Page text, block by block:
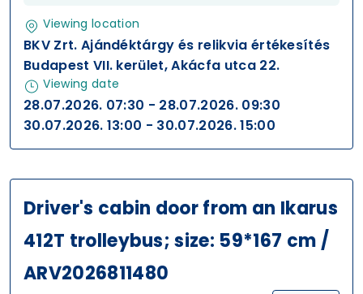
Viewing location
BKV Zrt. Ajándéktárgy és relikvia értékesítés
Budapest VII. kerület, Akácfa utca 22.
Viewing date
28.07.2026. 07:30 - 28.07.2026. 09:30
30.07.2026. 13:00 - 30.07.2026. 15:00
Driver's cabin door from an Ikarus
412T trolleybus; size: 59*167 cm /
ARV2026811480